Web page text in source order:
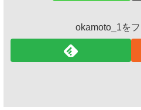
okamoto_1を